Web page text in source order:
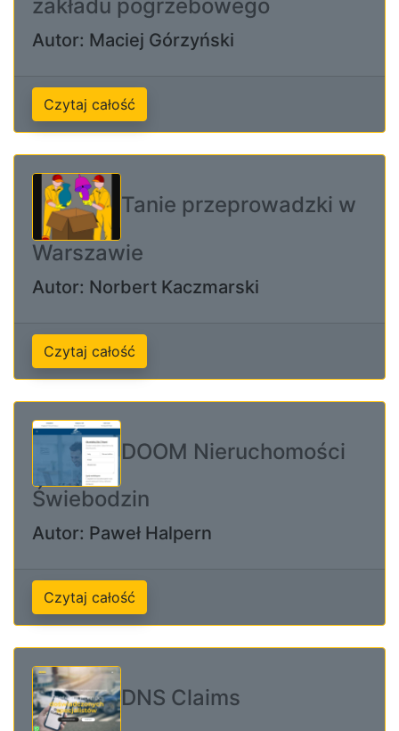
zakładu pogrzebowego
Autor: Maciej Górzyński
Czytaj całość
Tanie przeprowadzki w
Warszawie
Autor: Norbert Kaczmarski
Czytaj całość
DOOM Nieruchomości
Świebodzin
Autor: Paweł Halpern
Czytaj całość
DNS Claims